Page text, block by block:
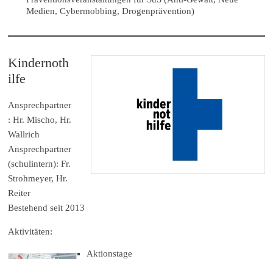
Medien, Cybermobbing, Drogenprävention)
Kindernoth
ilfe
Ansprechpartner
: Hr. Mischo, Hr.
Wallrich
Ansprechpartner
(schulintern): Fr.
Strohmeyer, Hr.
Reiter
Bestehend seit 2013
Aktivitäten:
Aktionstage